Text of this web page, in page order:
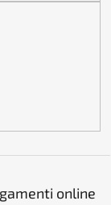
online